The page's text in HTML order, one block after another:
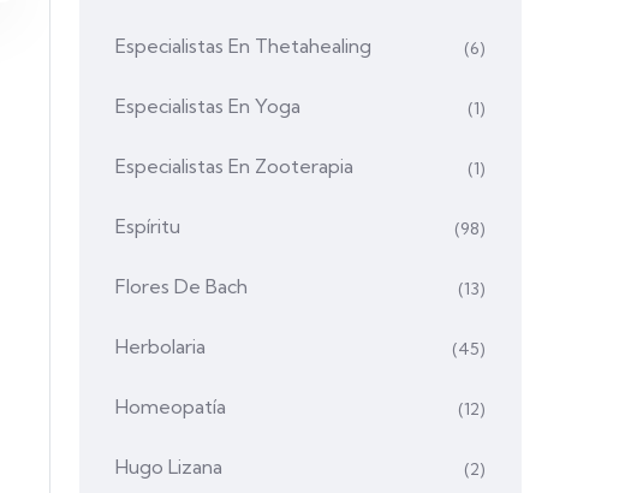
Especialistas En Thetahealing (6)
Especialistas En Yoga (1)
Especialistas En Zooterapia (1)
Espíritu (98)
Flores De Bach (13)
Herbolaria (45)
Homeopatía (12)
Hugo Lizana (2)